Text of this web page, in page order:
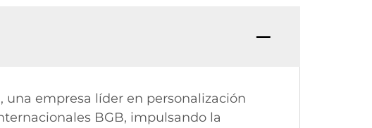
una empresa líder en personalización
BGB, impulsando la